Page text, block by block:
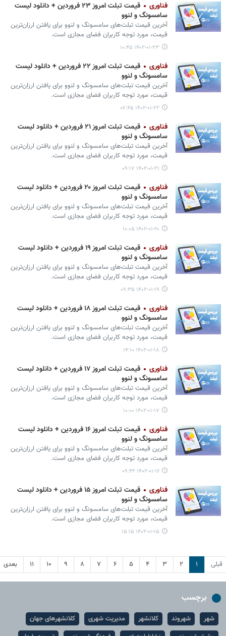
فناوری
قیمت تبلت امروز ۲۳ فروردین + دانلود لیست
سامسونگ و لنوو
آخرین قیمت تبلت‌های سامسونگ و لنوو برای یافتن ارزان‌ترین
قیمت، مورد توجه کاربران فضای مجازی است.
۱۴۰۲-۰۱-۲۳ ۱۰:۴۵
فناوری
قیمت تبلت امروز ۲۲ فروردین + دانلود لیست
سامسونگ و لنوو
آخرین قیمت تبلت‌های سامسونگ و لنوو برای یافتن ارزان‌ترین
قیمت، مورد توجه کاربران فضای مجازی است.
۱۴۰۲-۰۱-۲۲ ۰۷:۴۵
فناوری
قیمت تبلت امروز ۲۱ فروردین + دانلود لیست
سامسونگ و لنوو
آخرین قیمت تبلت‌های سامسونگ و لنوو برای یافتن ارزان‌ترین
قیمت، مورد توجه کاربران فضای مجازی است.
۱۴۰۲-۰۱-۲۱ ۰۹:۱۷
فناوری
قیمت تبلت امروز ۲۰ فروردین + دانلود لیست
سامسونگ و لنوو
آخرین قیمت تبلت‌های سامسونگ و لنوو برای یافتن ارزان‌ترین
قیمت، مورد توجه کاربران فضای مجازی است.
۱۴۰۲-۰۱-۲۰ ۱۰:۰۵
فناوری
قیمت تبلت امروز ۱۹ فروردین + دانلود لیست
سامسونگ و لنوو
آخرین قیمت تبلت‌های سامسونگ و لنوو برای یافتن ارزان‌ترین
قیمت، مورد توجه کاربران فضای مجازی است.
۱۴۰۲-۰۱-۱۹ ۰۹:۳۵
فناوری
قیمت تبلت امروز ۱۸ فروردین + دانلود لیست
سامسونگ و لنوو
آخرین قیمت تبلت‌های سامسونگ و لنوو برای یافتن ارزان‌ترین
قیمت، مورد توجه کاربران فضای مجازی است.
۱۴۰۲-۰۱-۱۸ ۱۴:۱۰
فناوری
قیمت تبلت امروز ۱۷ فروردین + دانلود لیست
سامسونگ و لنوو
آخرین قیمت تبلت‌های سامسونگ و لنوو برای یافتن ارزان‌ترین
قیمت، مورد توجه کاربران فضای مجازی است.
۱۴۰۲-۰۱-۱۷ ۱۰:۰۰
فناوری
قیمت تبلت امروز ۱۶ فروردین + دانلود لیست
سامسونگ و لنوو
آخرین قیمت تبلت‌های سامسونگ و لنوو برای یافتن ارزان‌ترین
قیمت، مورد توجه کاربران فضای مجازی است.
۱۴۰۲-۰۱-۱۶ ۰۹:۴۲
فناوری
قیمت تبلت امروز ۱۵ فروردین + دانلود لیست
سامسونگ و لنوو
آخرین قیمت تبلت‌های سامسونگ و لنوو برای یافتن ارزان‌ترین
قیمت، مورد توجه کاربران فضای مجازی است.
۱۴۰۲-۰۱-۱۵ ۱۵:۱۵
قبلی ۱ ۲ ۳ ۴ ۵ ۶ ۷ ۸ ۹ ۱۰ ۱۱ بعدی
برچسب
شهر شهروند کلانشهر مدیریت شهری
کلانشهرهای جهان